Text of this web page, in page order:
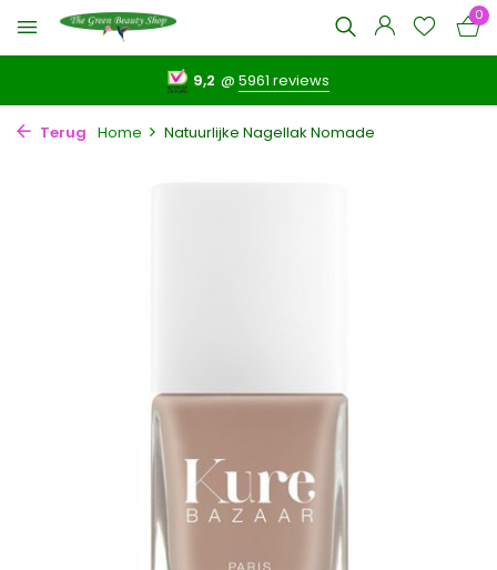
0
9,2 @5961 reviews
Terug Home Natuurlijke Nagellak Nomade